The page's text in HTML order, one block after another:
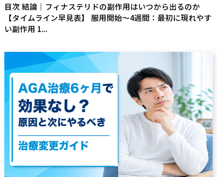
目次 結論｜フィナステリドの副作用はいつから出るのか
【タイムライン早見表】 服用開始〜4週間：最初に現れやす
い副作用 1...